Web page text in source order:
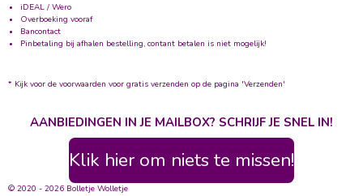
iDEAL / Wero
Overboeking vooraf
Bancontact
Pinbetaling bij afhalen bestelling, contant betalen is niet mogelijk!
* Kijk voor de voorwaarden voor gratis verzenden op de pagina 'Verzenden'
AANBIEDINGEN IN JE MAILBOX? SCHRIJF JE SNEL IN!
Klik hier om niets te missen!
© 2020 - 2026 Bolletje Wolletje